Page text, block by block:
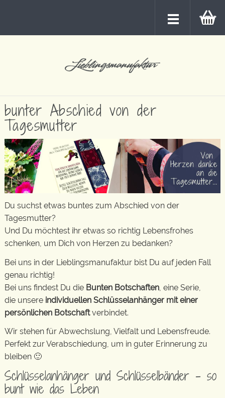
bunter Abschied von der
Tagesmutter
Du suchst etwas buntes zum Abschied von der
Tagesmutter?
Und Du möchtest ihr etwas so richtig Lebensfrohes
schenken, um Dich von Herzen zu bedanken?
Bei uns in der Lieblingsmanufaktur bist Du auf jeden Fall
genau richtig!
Bei uns findest Du die Bunten Botschaften , eine Serie,
die unsere individuellen Schlüsselanhänger mit einer
persönlichen Botschaftverbindet.
Wir stehen für Abwechslung, Vielfalt und Lebensfreude.
Perfekt zur Verabschiedung, um in guter Erinnerung zu
bleiben 🙂
Schlüsselanhänger und Schlüsselbänder – so
bunt wie das Leben